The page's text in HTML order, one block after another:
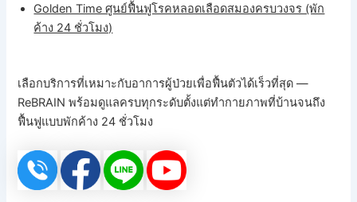
Golden Time ศูนย์ฟื้นฟูโรคหลอดเลือดสมองครบวงจร (พัก
ค้าง 24 ชั่วโมง)
เลือกบริการที่เหมาะกับอาการผู้ป่วยเพื่อฟื้นตัวได้เร็วที่สุด —
ReBRAIN พร้อมดูแลครบทุกระดับตั้งแต่ทำกายภาพที่บ้านจนถึง
ฟื้นฟูแบบพักค้าง 24 ชั่วโมง